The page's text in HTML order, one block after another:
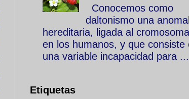
Conocemos como
daltonismo una
hereditaria, ligada al
en los humanos, y que consiste
una variable incapacidad para ...
Etiquetas